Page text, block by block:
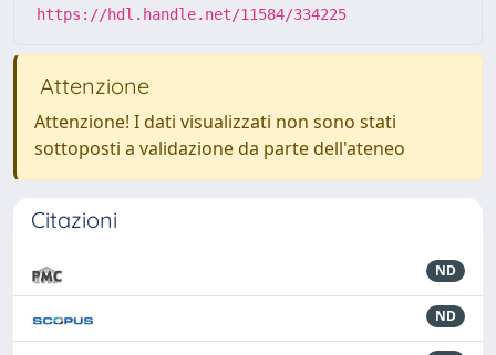
https://hdl.handle.net/11584/334225
Attenzione
Attenzione! I dati visualizzati non sono stati
sottoposti a validazione da parte dell'ateneo
Citazioni
ND
ND